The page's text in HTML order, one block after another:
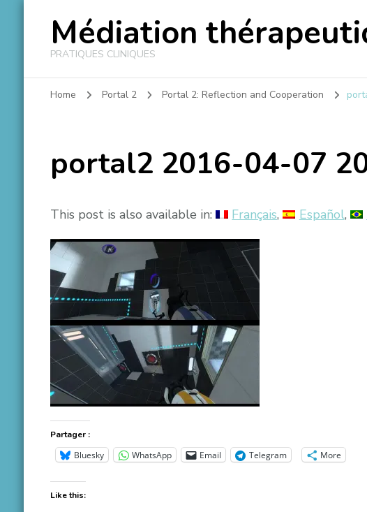
Médiation
PRATIQUES CLINIQUES
Home Portal 2 Portal 2: Reflection and Cooperation
portal2 2016-04-07
This post is also available in: Français Español
Partager :
Bluesky WhatsApp Email Telegram More
Like this: